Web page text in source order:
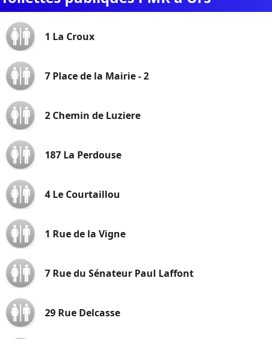
1 La Croux
7 Place de la Mairie - 2
2 Chemin de Luziere
187 La Perdouse
4 Le Courtaillou
1 Rue de la Vigne
7 Rue du Sénateur Paul Laffont
29 Rue Delcasse